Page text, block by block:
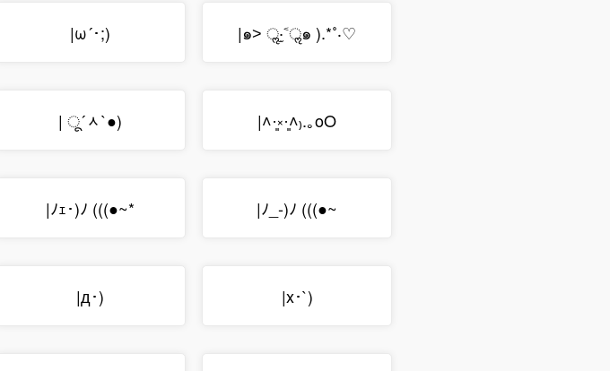
|ω´･;) |๑˃ ॢ‧̫˂ॢ๑ ).*˚‧♡
| ू´ᆺ`●) |˄·͈༝·͈˄₎.｡oO
|ﾉｪ･)ﾉ (((●~* |ﾉ_-)ﾉ (((●~
|д･) |x･`)